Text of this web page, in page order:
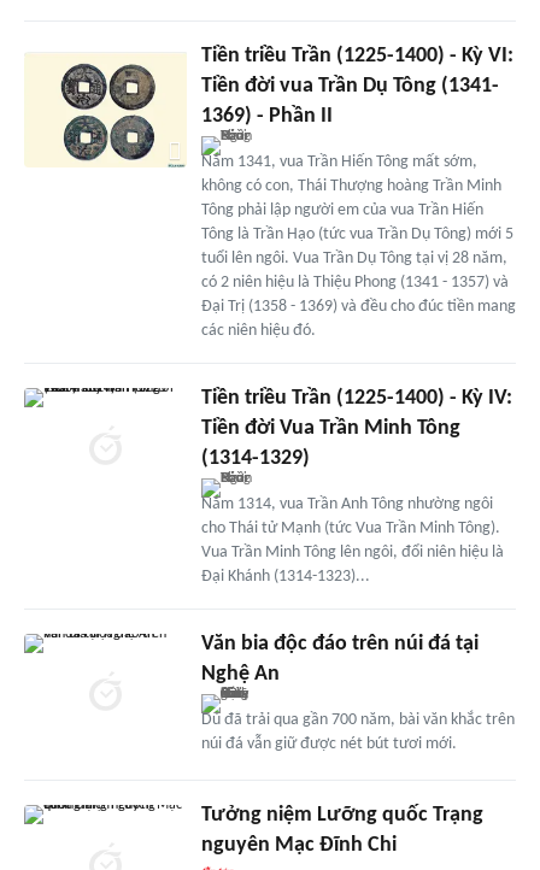
Tiền triều Trần (1225-1400) - Kỳ VI:
Tiền đời vua Trần Dụ Tông (1341-
1369) - Phần II
Năm 1341, vua Trần Hiến Tông mất sớm,
không có con, Thái Thượng hoàng Trần Minh
Tông phải lập người em của vua Trần Hiến
Tông là Trần Hạo (tức vua Trần Dụ Tông) mới 5
tuổi lên ngôi. Vua Trần Dụ Tông tại vị 28 năm,
có 2 niên hiệu là Thiệu Phong (1341 - 1357) và
Đại Trị (1358 - 1369) và đều cho đúc tiền mang
các niên hiệu đó.
Tiền triều Trần (1225-1400) - Kỳ IV:
Tiền đời Vua Trần Minh Tông
(1314-1329)
Năm 1314, vua Trần Anh Tông nhường ngôi
cho Thái tử Mạnh (tức Vua Trần Minh Tông).
Vua Trần Minh Tông lên ngôi, đổi niên hiệu là
Đại Khánh (1314-1323)...
Văn bia độc đáo trên núi đá tại
Nghệ An
Dù đã trải qua gần 700 năm, bài văn khắc trên
núi đá vẫn giữ được nét bút tươi mới.
Tưởng niệm Lưỡng quốc Trạng
nguyên Mạc Đĩnh Chi